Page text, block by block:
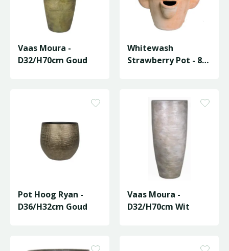
Vaas Moura -
D32/H70cm Goud
Whitewash
Strawberry Pot - 8
Pot Hoog Ryan -
D36/H32cm Goud
Vaas Moura -
D32/H70cm Wit